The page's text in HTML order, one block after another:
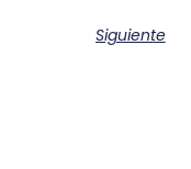
Siguiente